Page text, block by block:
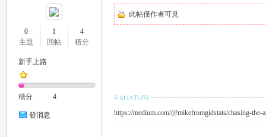
0
主題
1
回帖
4
積分
新手上路
積分 4
發消息
此帖僅作者可見
https://medium.com/@mikefromgidstats/chasing-